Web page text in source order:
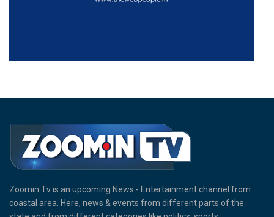
Zoomin Tv is an upcoming News - Entertainment channel from
coastal area. Here, news & events from different parts of the